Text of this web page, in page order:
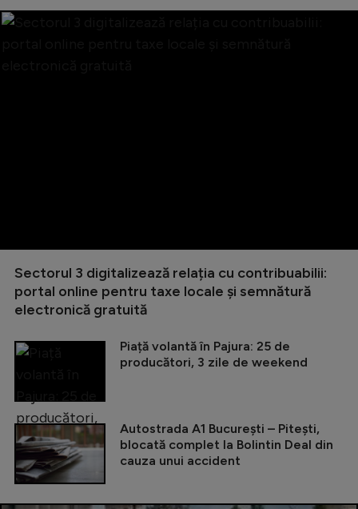
Sectorul 3 digitalizează relația cu contribuabilii:
portal online pentru taxe locale și semnătură
electronică gratuită
Piață volantă în Pajura: 25 de
producători, 3 zile de weekend
Autostrada A1 București – Pitești,
blocată complet la Bolintin Deal din
cauza unui accident